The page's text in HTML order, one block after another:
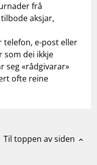
frå
aksjar,
telefon, e-post eller
som dei ikkje
seg «rådgivarar»
ofte reine
Til toppen av siden expand_less